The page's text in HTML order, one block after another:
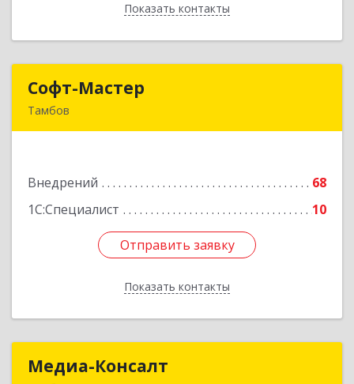
Показать контакты
Назад
Софт-Мастер
Тамбов
Внедрений
68
1С:Специалист
10
Отправить заявку
Показать контакты
Подробнее
Отправить заявку
Назад
Медиа-Консалт